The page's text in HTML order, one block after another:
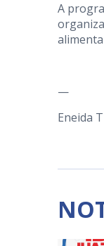
A
—
Eneida